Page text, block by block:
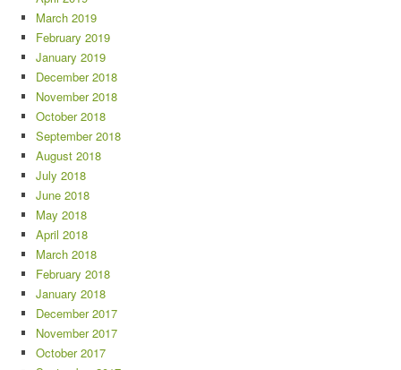
March 2019
February 2019
January 2019
December 2018
November 2018
October 2018
September 2018
August 2018
July 2018
June 2018
May 2018
April 2018
March 2018
February 2018
January 2018
December 2017
November 2017
October 2017